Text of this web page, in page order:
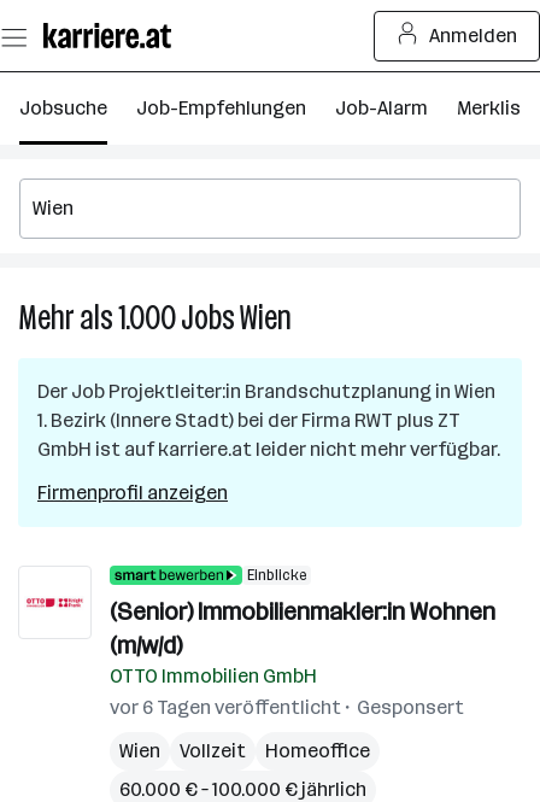
Seiteninhalt
springen
Anmelden
Jobsuche Job-Empfehlungen Job-Alarm Merkliste
Mehr als 1.000JobsWien
Jobs
in
Wien
Der Job Projektleiter:in Brandschutzplanung in Wien
1. Bezirk (Innere Stadt) bei der Firma RWT plus ZT
GmbH ist auf karriere.at leider nicht mehr verfügbar.
Firmenprofil anzeigen
Einblicke
(Senior) Immobilienmakler:in Wohnen
(m/w/d)
OTTO Immobilien GmbH
vor 6 Tagen veröffentlicht
Gesponsert
Wien
Vollzeit
Homeoffice
60.000 € – 100.000 € jährlich